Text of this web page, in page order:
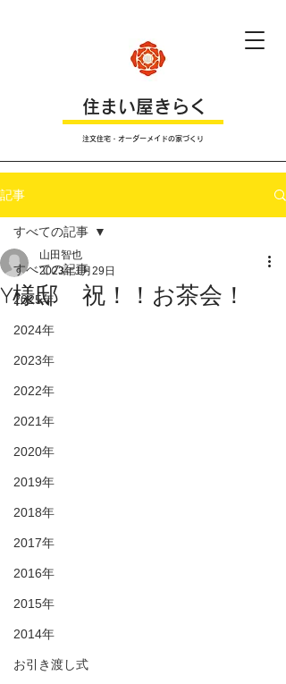
​住まい屋きらく
注文住宅・オーダーメイドの家づくり
記事
すべての記事
2025年
2024年
2023年
2022年
2021年
2020年
2019年
2018年
2017年
2016年
2015年
2014年
お引き渡し式
すべての記事
Y様邸 祝！！お茶会！
山田智也
2023年1月29日